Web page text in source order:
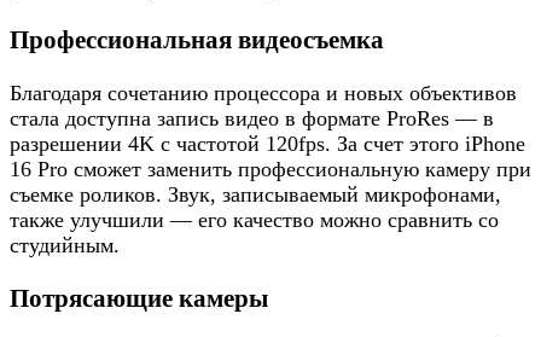
Профессиональная видеосъемка
Благодаря сочетанию процессора и новых объективов
стала доступна запись видео в формате ProRes — в
разрешении 4K с частотой 120fps. За счет этого iPhone
16 Pro сможет заменить профессиональную камеру при
съемке роликов. Звук, записываемый микрофонами,
также улучшили — его качество можно сравнить со
студийным.
Потрясающие камеры